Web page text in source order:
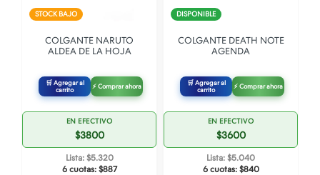
STOCK BAJO
COLGANTE NARUTO
ALDEA DE LA HOJA
🛒 Agregar al
carrito
⚡ Comprar ahora
EN EFECTIVO
$3800
Lista: $5.320
6 cuotas: $887
DISPONIBLE
COLGANTE DEATH NOTE
AGENDA
🛒 Agregar al
carrito
⚡ Comprar ahora
EN EFECTIVO
$3600
Lista: $5.040
6 cuotas: $840